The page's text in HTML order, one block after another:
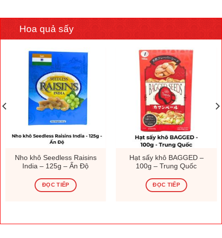
Hoa quả sấy
Nho khô Seedless Raisins
India – 125g – Ấn Độ
ĐỌC TIẾP
Hạt sấy khô BAGGED –
100g – Trung Quốc
ĐỌC TIẾP